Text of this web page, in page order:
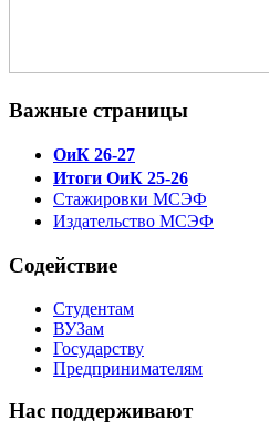
Важные страницы
ОиК 26-27
Итоги ОиК 25-26
Стажировки МСЭФ
Издательство МСЭФ
Содействие
Студентам
ВУЗам
Государству
Предпринимателям
Нас поддерживают